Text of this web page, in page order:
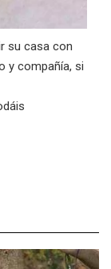
su casa con
y compañía, si